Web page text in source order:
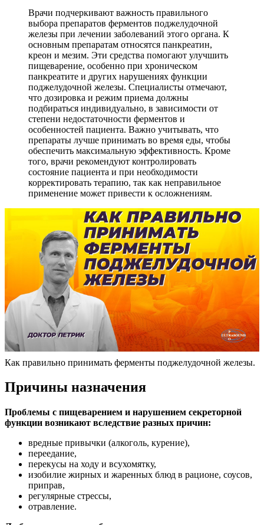
Врачи подчеркивают важность правильного
выбора препаратов ферментов поджелудочной
железы при лечении заболеваний этого органа. К
основным препаратам относятся панкреатин,
креон и мезим. Эти средства помогают улучшить
пищеварение, особенно при хроническом
панкреатите и других нарушениях функции
поджелудочной железы. Специалисты отмечают,
что дозировка и режим приема должны
подбираться индивидуально, в зависимости от
степени недостаточности ферментов и
особенностей пациента. Важно учитывать, что
препараты лучше принимать во время еды, чтобы
обеспечить максимальную эффективность. Кроме
того, врачи рекомендуют контролировать
состояние пациента и при необходимости
корректировать терапию, так как неправильное
применение может привести к осложнениям.
Как правильно принимать ферменты поджелудочной железы.
Причины назначения
Проблемы с пищеварением и нарушением секреторной
функции возникают вследствие разных причин:
вредные привычки (алкоголь, курение),
переедание,
перекусы на ходу и всухомятку,
изобилие жирных и жаренных блюд в рационе, соусов,
приправ,
регулярные стрессы,
отравление.